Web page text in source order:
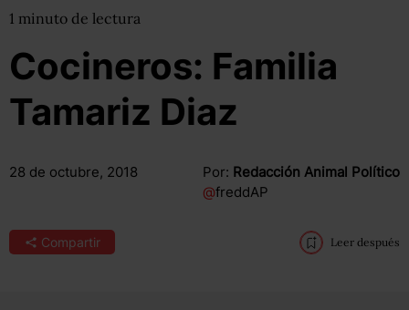
1 minuto de lectura
Cocineros: Familia
Tamariz Diaz
28 de octubre, 2018 Por: Redacción Animal Político
@freddAP
Compartir Leer después